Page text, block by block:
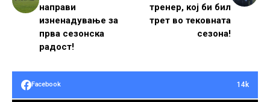
направи
изненадување за
прва сезонска
радост!
тренер, кој би бил
трет во тековната
сезона!
Facebook 14k